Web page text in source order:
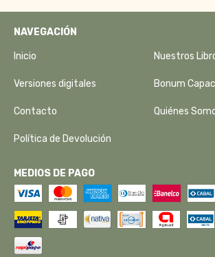
NAVEGACIÓN
Inicio Nuestros
Versiones digitales Bonum
Contacto Quiénes
Política de Devolución
MEDIOS DE PAGO